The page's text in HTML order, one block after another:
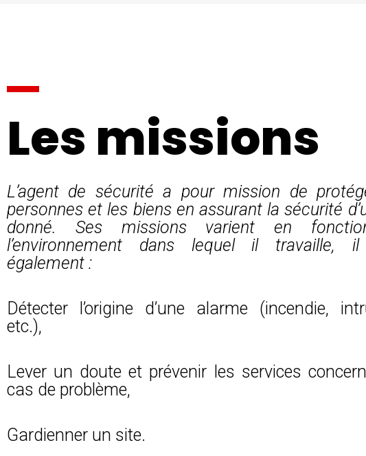
Les missions
L’agent de sécurité a pour mission de
personnes et les biens en assurant la sécurité
donné. Ses missions varient en
l’environnement dans lequel il travaille,
également :
Détecter l’origine d’une alarme (incendie,
etc.),
Lever un doute et prévenir les services
cas de problème,
Gardienner un site.